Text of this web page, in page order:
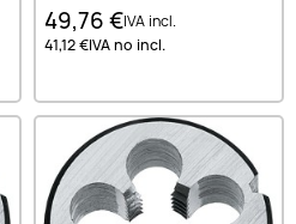
49,76 €IVA incl.
41,12 €IVA no incl.